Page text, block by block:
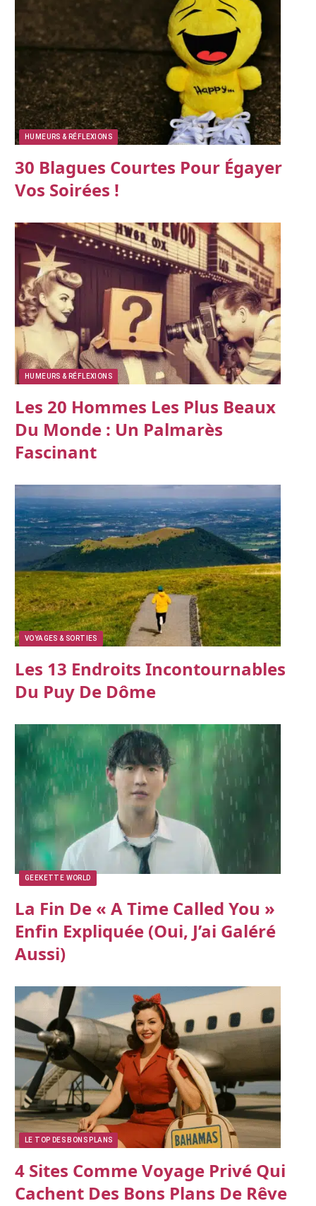
HUMEURS & RÉFLEXIONS
30 Blagues Courtes Pour Égayer
Vos Soirées !
HUMEURS & RÉFLEXIONS
Les 20 Hommes Les Plus Beaux
Du Monde : Un Palmarès
Fascinant
VOYAGES & SORTIES
Les 13 Endroits Incontournables
Du Puy De Dôme
GEEKETTE WORLD
La Fin De « A Time Called You »
Enfin Expliquée (oui, J’ai Galéré
Aussi)
LE TOP DES BONS PLANS
4 Sites Comme Voyage Privé Qui
Cachent Des Bons Plans De Rêve